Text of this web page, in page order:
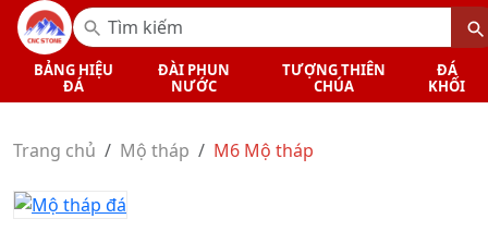
BẢNG HIỆU
ĐÁ
ĐÀI PHUN
NƯỚC
TƯỢNG THIÊN
CHÚA
ĐÁ
KHỐI
Trang chủ Mộ tháp M6 Mộ tháp